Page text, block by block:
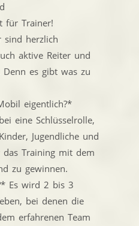
für Trainer!
sind herzlich
aktive Reiter und
Denn es gibt was zu
eigentlich?*
eine Schlüsselrolle,
Jugendliche und
das Training mit dem
zu gewinnen.
Es wird 2 bis 3
bei denen die
erfahrenen Team